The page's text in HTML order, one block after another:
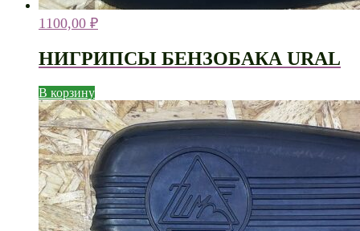
1100,00 ₽
НИГРИПСЫ БЕНЗОБАКА URAL
В корзину